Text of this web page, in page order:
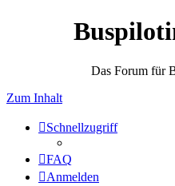
Das Forum für
Zum Inhalt
Schnellzugriff
FAQ
Anmelden